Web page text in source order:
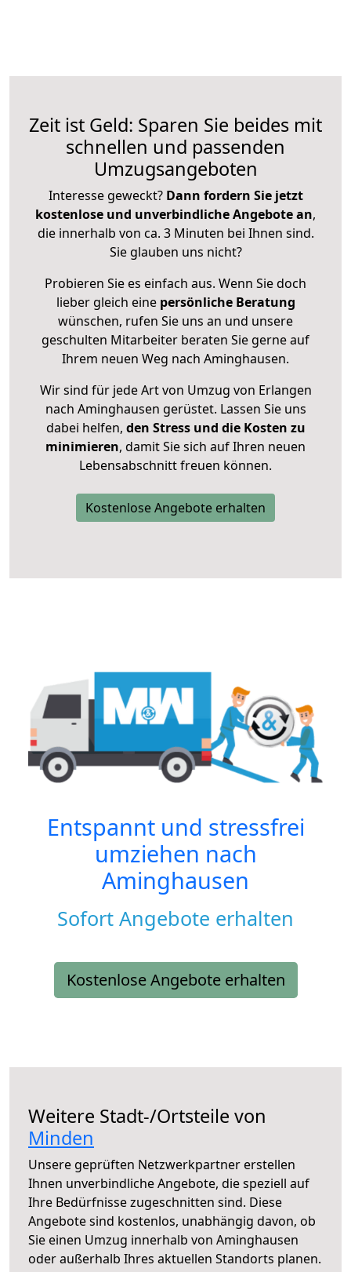
Zeit ist Geld: Sparen Sie beides mit
schnellen und passenden
Umzugsangeboten
Interesse geweckt? Dann fordern Sie jetzt
kostenlose und unverbindliche Angebote an,
die innerhalb von ca. 3 Minuten bei Ihnen sind.
Sie glauben uns nicht?
Probieren Sie es einfach aus. Wenn Sie doch
lieber gleich eine persönliche Beratung
wünschen, rufen Sie uns an und unsere
geschulten Mitarbeiter beraten Sie gerne auf
Ihrem neuen Weg nach Aminghausen.
Wir sind für jede Art von Umzug von Erlangen
nach Aminghausen gerüstet. Lassen Sie uns
dabei helfen, den Stress und die Kosten zu
minimieren, damit Sie sich auf Ihren neuen
Lebensabschnitt freuen können.
Kostenlose Angebote erhalten
Entspannt und stressfrei
umziehen nach
Aminghausen
Sofort Angebote erhalten
Kostenlose Angebote erhalten
Weitere Stadt-/Ortsteile von
Minden
Unsere geprüften Netzwerkpartner erstellen
Ihnen unverbindliche Angebote, die speziell auf
Ihre Bedürfnisse zugeschnitten sind. Diese
Angebote sind kostenlos, unabhängig davon, ob
Sie einen Umzug innerhalb von Aminghausen
oder außerhalb Ihres aktuellen Standorts planen.